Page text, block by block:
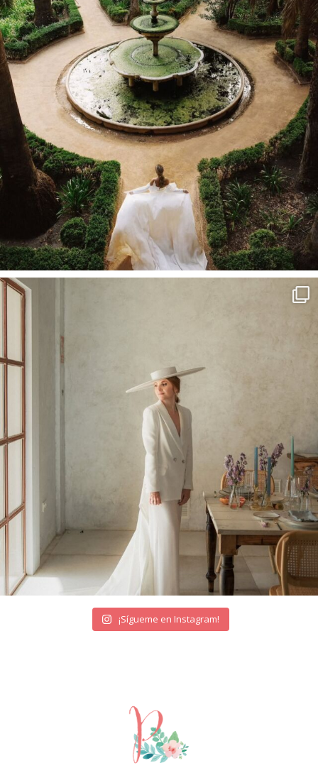
¡Sígueme en Instagram!